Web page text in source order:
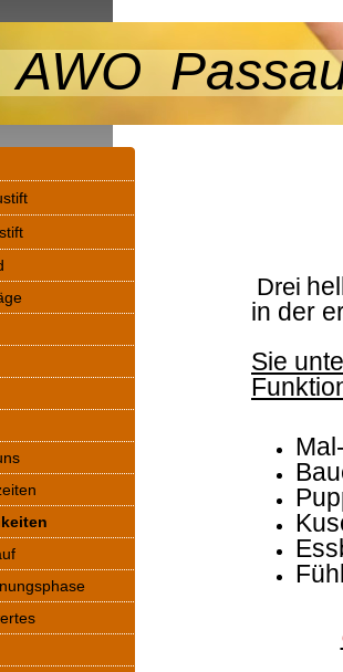
AWO
Drei
in der
Sie